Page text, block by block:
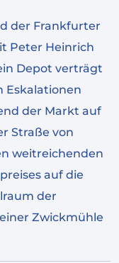
der Frankfurter
Peter Heinrich
Depot verträgt
Eskalationen
der Markt auf
Straße von
weitreichenden
auf die
der
Zwickmühle